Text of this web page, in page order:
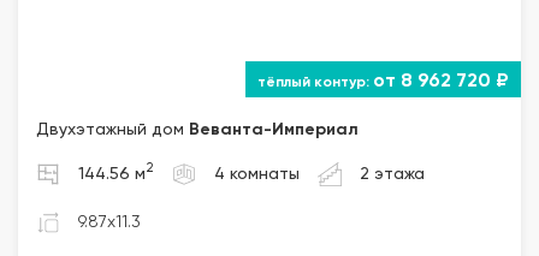
от 8 962 720 ₽
Двухэтажный дом Веванта-Империал
144.56 м 2 4 комнаты 2 этажа
9.87x11.3